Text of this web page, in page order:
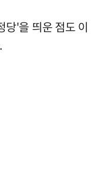
당'을 띄운 점도 이